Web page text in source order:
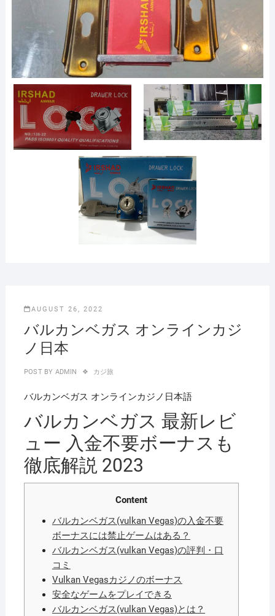
AUGUST 26, 2022
バルカンベガス オンラインカジ
ノ日本
POST BY ADMIN カジ旅
バルカンベガス オンラインカジノ日本語
バルカンベガス 最新レビ
ュー 入金不要ボーナスも
徹底解説 2023
Content
バルカンベガス(vulkan Vegas)の入金不要
ボーナスには禁止ゲームはある？
バルカンベガス(vulkan Vegas)の評判・口
コミ
Vulkan Vegasカジノのボーナス
安全なゲームをプレイできる
バルカンベガス(vulkan Vegas)とは？